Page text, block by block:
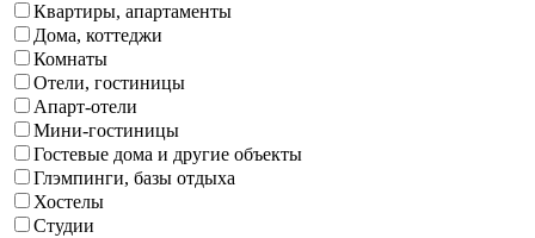
Квартиры, апартаменты
Дома, коттеджи
Комнаты
Отели, гостиницы
Апарт-отели
Мини-гостиницы
Гостевые дома и другие объекты
Глэмпинги, базы отдыха
Хостелы
Студии